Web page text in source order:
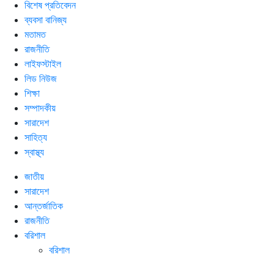
বিশেষ প্রতিবেদন
ব্যবসা বানিজ্য
মতামত
রাজনীতি
লাইফস্টাইল
লিড নিউজ
শিক্ষা
সম্পাদকীয়
সারাদেশ
সাহিত্য
স্বাস্থ্য
জাতীয়
সারাদেশ
আন্তর্জাতিক
রাজনীতি
বরিশাল
বরিশাল